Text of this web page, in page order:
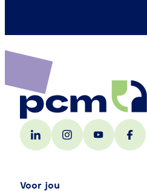
Voor jou